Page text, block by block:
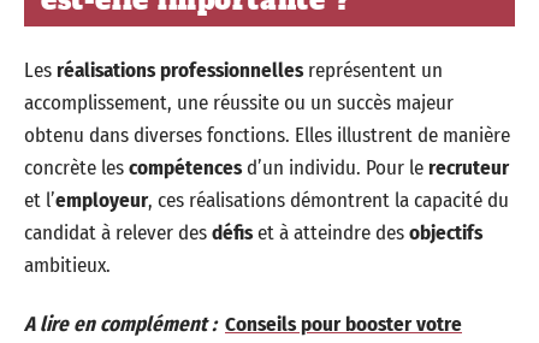
Lesréalisations professionnellesreprésentent un
accomplissement, une réussite ou un succès majeur
obtenu dans diverses fonctions. Elles illustrent de manière
concrète lescompétencesd’un individu. Pour lerecruteur
et l’employeur, ces réalisations démontrent la capacité du
candidat à relever desdéfiset à atteindre desobjectifs
ambitieux.
A lire en complément : Conseils pour booster votre